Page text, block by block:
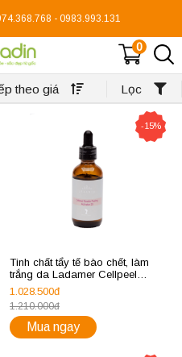
- 0983.993.131
0
theo giá Lọc
-15%
Tinh chất tẩy tế bào chết, làm
trắng da Ladamer Cellpeel
Double Peeling Activator 25
1.028.500đ
1.210.000đ
Mua ngay